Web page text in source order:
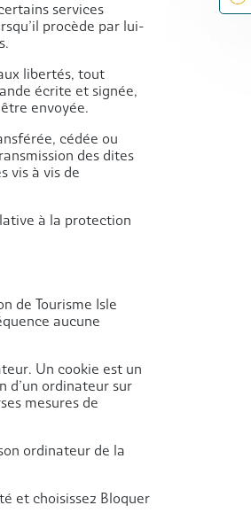
services
procède par lui-
libertés, tout
écrite et signée,
envoyée.
cédée ou
des dites
vis à vis de
à la protection
de Tourisme Isle
aucune
Un cookie est un
d’un ordinateur sur
mesures de
ordinateur de la
et choisissez Bloquer